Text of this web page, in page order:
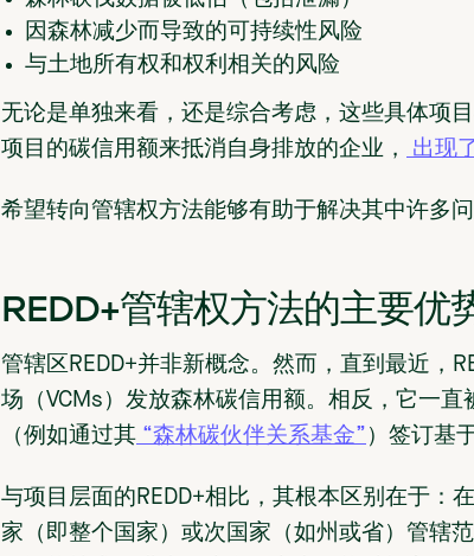
因森林减少而导致的可持续性风险
与土地所有权和权利相关的风险
无论是单独来看，还是综合考虑，这些具体项
项目的碳信用额来抵消自身排放的企业，
出现
希望转向管辖权方法能够有助于解决其中许多问
REDD+管辖权方法的主要优
管辖区REDD+并非新概念。然而，直到最近，
场（VCMs）发放森林碳信用额。相反，它一
（例如通过其 “森林碳伙伴关系基金” ）签订基
与项目层面的REDD+相比，其根本区别在于：
家（即整个国家）或次国家（如州或省）管辖